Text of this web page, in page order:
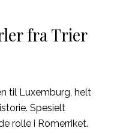
fra Trier
til Luxemburg, helt
Spesielt
rolle i Romerriket.